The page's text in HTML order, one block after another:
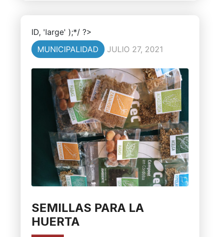
ID, 'large' );*/ ?>
MUNICIPALIDAD
JULIO 27, 2021
SEMILLAS PARA LA
HUERTA